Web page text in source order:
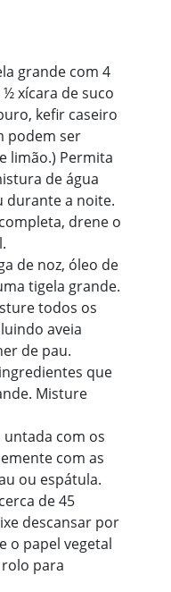
grande com 4
xícara de suco
kefir caseiro
podem ser
limão.) Permita
de água
durante a noite.
drene o
de noz, óleo de
tigela grande.
todos os
aveia
de pau.
que
Misture
untada com os
com as
ou espátula.
de 45
descansar por
o papel vegetal
para